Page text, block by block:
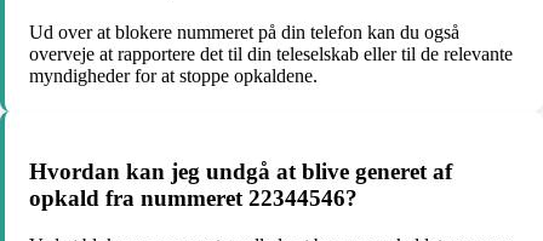
Ud over at blokere nummeret på din telefon kan du også
overveje at rapportere det til din teleselskab eller til de relevante
myndigheder for at stoppe opkaldene.
Hvordan kan jeg undgå at blive generet af
opkald fra nummeret 22344546?